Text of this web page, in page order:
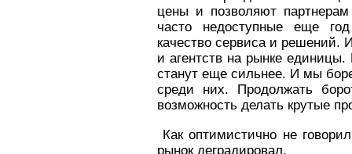
цены и позволяют
часто недоступные еще
качество сервиса и решений.
и агентств на рынке
станут еще сильнее. И мы
среди них. Продолжать
возможность делать крутые
Как оптимистично не
рынок деградировал.